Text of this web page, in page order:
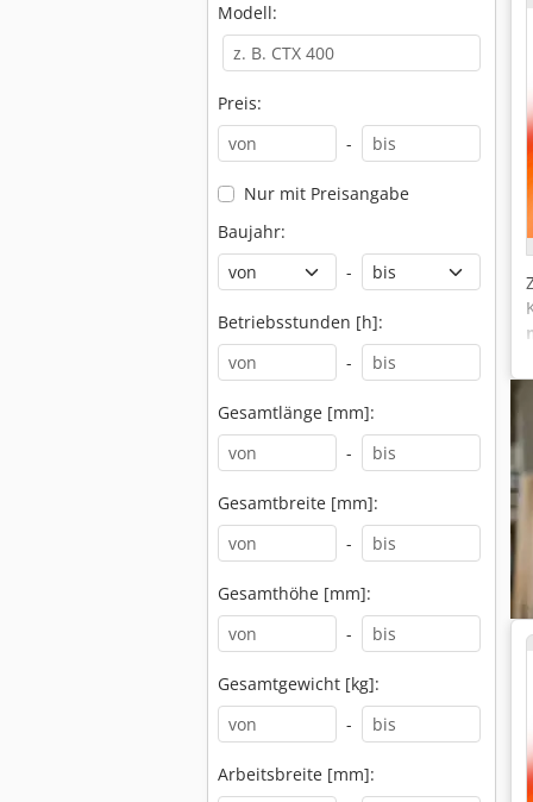
Modell:
Preis:
-
Nur mit Preisangabe
Baujahr:
-
Betriebsstunden [h]:
-
Gesamtlänge [mm]:
-
Gesamtbreite [mm]:
-
Gesamthöhe [mm]:
-
Gesamtgewicht [kg]:
-
Arbeitsbreite [mm]: